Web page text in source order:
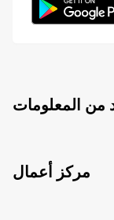
من المعلومات
مركز أعمال